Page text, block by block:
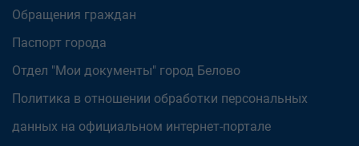
Обращения граждан
Паспорт города
Отдел "Мои документы" город Белово
Политика в отношении обработки персональных
данных на официальном интернет-портале